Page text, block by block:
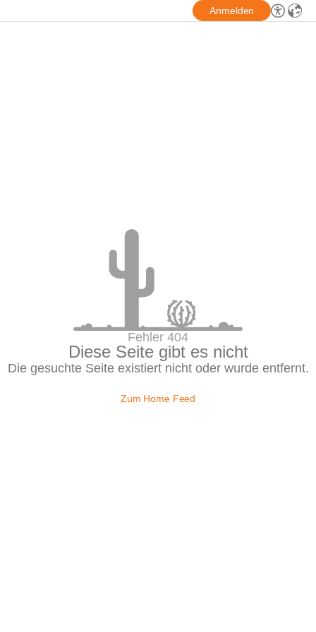
Anmelden
Fehler 404
Diese Seite gibt es nicht
Die gesuchte Seite existiert nicht oder wurde entfernt.
Zum Home Feed